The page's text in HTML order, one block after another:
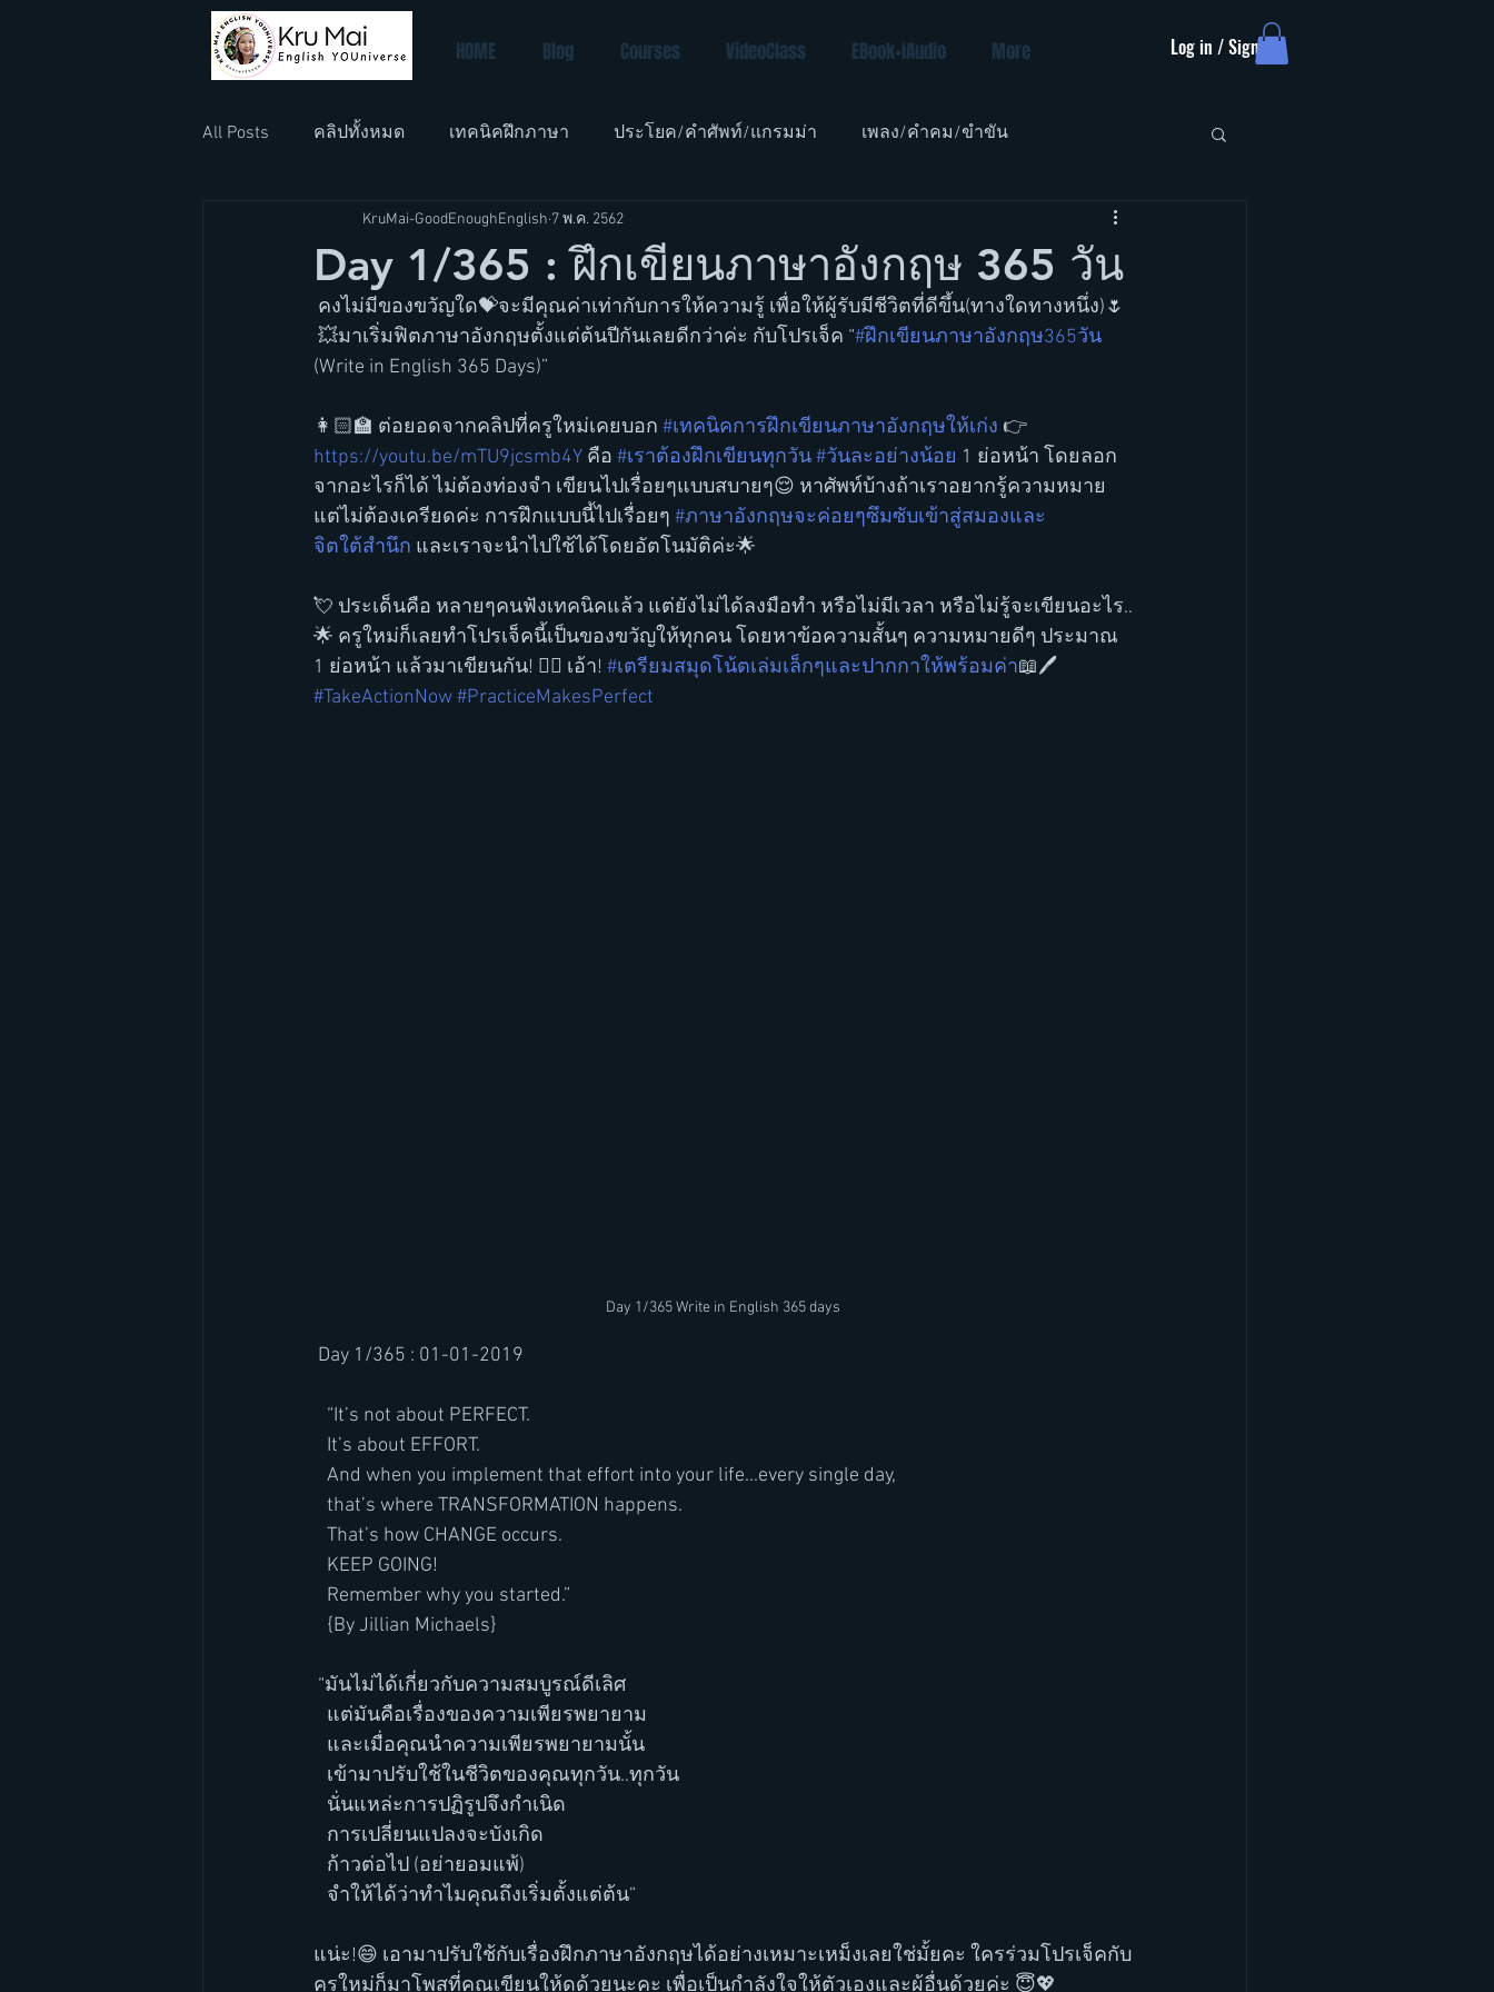
HOME Blog Courses VideoClass EBook+iAudio More Log in / Sign up
All Posts คลิปทั้งหมด เทคนิคฝึกภาษา ประโยค/คำศัพท์/แกรมม่า เพลง/คำคม/ขำขัน
ภาษาอังกฤษที่ทำงาน ภาษาอังกฤษเด็ก
Day 1/365 : ฝึกเขียนภาษาอังกฤษ 365 วัน
KruMai-GoodEnoughEnglish 7 พ.ค. 2562
คงไม่มีของขวัญใด💝จะมีคุณค่าเท่ากับการให้ความรู้ เพื่อให้ผู้รับมีชีวิตที่ดีขึ้น(ทางใดทางหนึ่ง)🌷
💥มาเริ่มฟิตภาษาอังกฤษตั้งแต่ต้นปีกันเลยดีกว่าค่ะ กับโปรเจ็ค “#ฝึกเขียนภาษาอังกฤษ365วัน
(Write in English 365 Days)”
👩🏻‍🏫 ต่อยอดจากคลิปที่ครูใหม่เคยบอก #เทคนิคการฝึกเขียนภาษาอังกฤษให้เก่ง 👉
https://youtu.be/mTU9jcsmb4Y คือ #เราต้องฝึกเขียนทุกวัน#วันละอย่างน้อย 1 ย่อหน้า โดยลอก
จากอะไรก็ได้ ไม่ต้องท่องจำ เขียนไปเรื่อยๆแบบสบายๆ😌 หาศัพท์บ้างถ้าเราอยากรู้ความหมาย
แต่ไม่ต้องเครียดค่ะ การฝึกแบบนี้ไปเรื่อยๆ #ภาษาอังกฤษจะค่อยๆซึมซับเข้าสู่สมองและ
จิตใต้สำนึก และเราจะนำไปใช้ได้โดยอัตโนมัติค่ะ🌟
💘 ประเด็นคือ หลายๆคนฟังเทคนิคแล้ว แต่ยังไม่ได้ลงมือทำ หรือไม่มีเวลา หรือไม่รู้จะเขียนอะไร..
🌟 ครูใหม่ก็เลยทำโปรเจ็คนี้เป็นของขวัญให้ทุกคน โดยหาข้อความสั้นๆ ความหมายดีๆ ประมาณ
1 ย่อหน้า แล้วมาเขียนกัน! ✍🏻 เอ้า! #เตรียมสมุดโน้ตเล่มเล็กๆและปากกาให้พร้อมค่า📖🖊
#TakeActionNow#PracticeMakesPerfect
Day 1/365 Write in English 365 days
Day 1/365 : 01-01-2019
   “It’s not about PERFECT.
   It’s about EFFORT.
   And when you implement that effort into your life...every single day,
   that’s where TRANSFORMATION happens.
   That’s how CHANGE occurs.
   KEEP GOING!
   Remember why you started.”
   {By Jillian Michaels}
“มันไม่ได้เกี่ยวกับความสมบูรณ์ดีเลิศ
   แต่มันคือเรื่องของความเพียรพยายาม
   และเมื่อคุณนำความเพียรพยายามนั้น
   เข้ามาปรับใช้ในชีวิตของคุณทุกวัน..ทุกวัน
   นั่นแหล่ะการปฏิรูปจึงกำเนิด
   การเปลี่ยนแปลงจะบังเกิด
   ก้าวต่อไป (อย่ายอมแพ้)
   จำให้ได้ว่าทำไมคุณถึงเริ่มตั้งแต่ต้น”
แน่ะ!😄 เอามาปรับใช้กับเรื่องฝึกภาษาอังกฤษได้อย่างเหมาะเหม็งเลยใช่มั้ยคะ ใครร่วมโปรเจ็คกับ
ครูใหม่ก็มาโพสที่คุณเขียนให้ดูด้วยนะคะ เพื่อเป็นกำลังใจให้ตัวเองและผู้อื่นด้วยค่ะ 😇💖